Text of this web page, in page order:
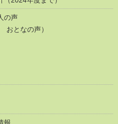
の声
となの声）